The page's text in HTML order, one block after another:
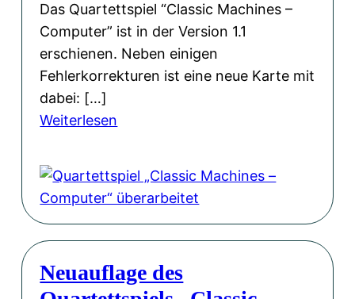
e
k
r
ä
l
e
,
m
i
t
Das Quartettspiel “Classic Machines –
Computer” ist in der Version 1.1
erschienen. Neben einigen
Fehlerkorrekturen ist eine neue Karte mit
dabei: […]
Weiterlesen
a
r
t
Neuauflage des